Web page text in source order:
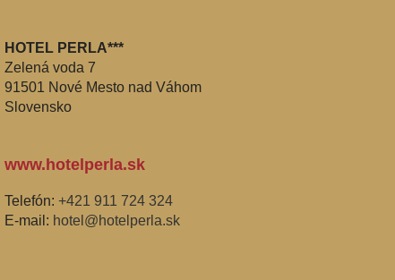
HOTEL PERLA***
Zelená voda 7
91501 Nové Mesto nad Váhom
Slovensko
www.hotelperla.sk
Telefón: +421 911 724 324
E-mail: hotel@hotelperla.sk